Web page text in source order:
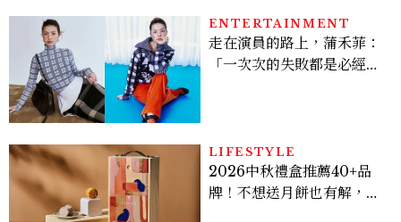
ENTERTAINMENT
走在演員的路上，蒲禾菲：
「一次次的失敗都是必經過
LIFESTYLE
2026中秋禮盒推薦40+品
牌！不想送月餅也有解，送